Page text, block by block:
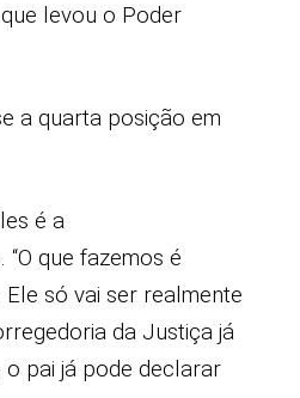
levou o Poder
a quarta posição em
é a
que fazemos é
só vai ser realmente
da Justiça já
pai já pode declarar